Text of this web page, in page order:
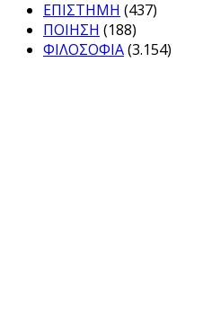
ΕΠΙΣΤΗΜΗ (437)
ΠΟΙΗΣΗ (188)
ΦΙΛΟΣΟΦΙΑ(3.154)